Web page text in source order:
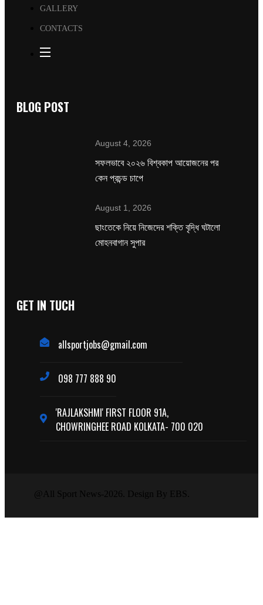
GALLERY
CONTACTS
BLOG POST
August 4, 2026
সফলভাবে ২০২৬ বিশ্বকাপ আয়োজনের পর
কেন প্রচন্ড চাপে
August 1, 2026
ছাংতেকে নিয়ে নিজেদের শক্তি বৃদ্ধি ঘটালো
মোহনবাগান সুপার
GET IN TUCH
allsportjobs@gmail.com
098 777 888 90
'RAJLAKSHMI' FIRST FLOOR 91A,
CHOWRINGHEE ROAD KOLKATA- 700 020
@All Sport News-2026. Design By EBS.